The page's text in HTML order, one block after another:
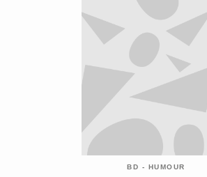
BD - HUMOUR